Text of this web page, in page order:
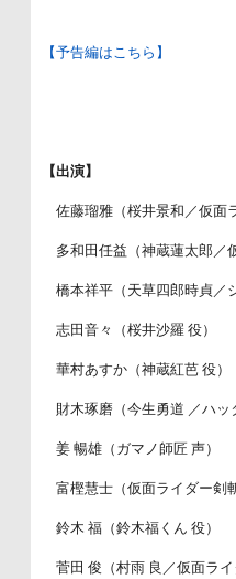
【予告編はこちら】
【出演】
佐藤瑠雅（桜井景和／仮面
多和田任益（神蔵蓮太郎／
橋本祥平（天草四郎時貞／
志田音々（桜井沙羅 役）
華村あすか（神蔵紅芭 役）
財木琢磨（今生勇道 ／ハッ
姜 暢雄（ガマノ師匠 声）
富樫慧士（仮面ライダー剣
鈴木 福（鈴木福くん 役）
菅田 俊（村雨 良／仮面ライ